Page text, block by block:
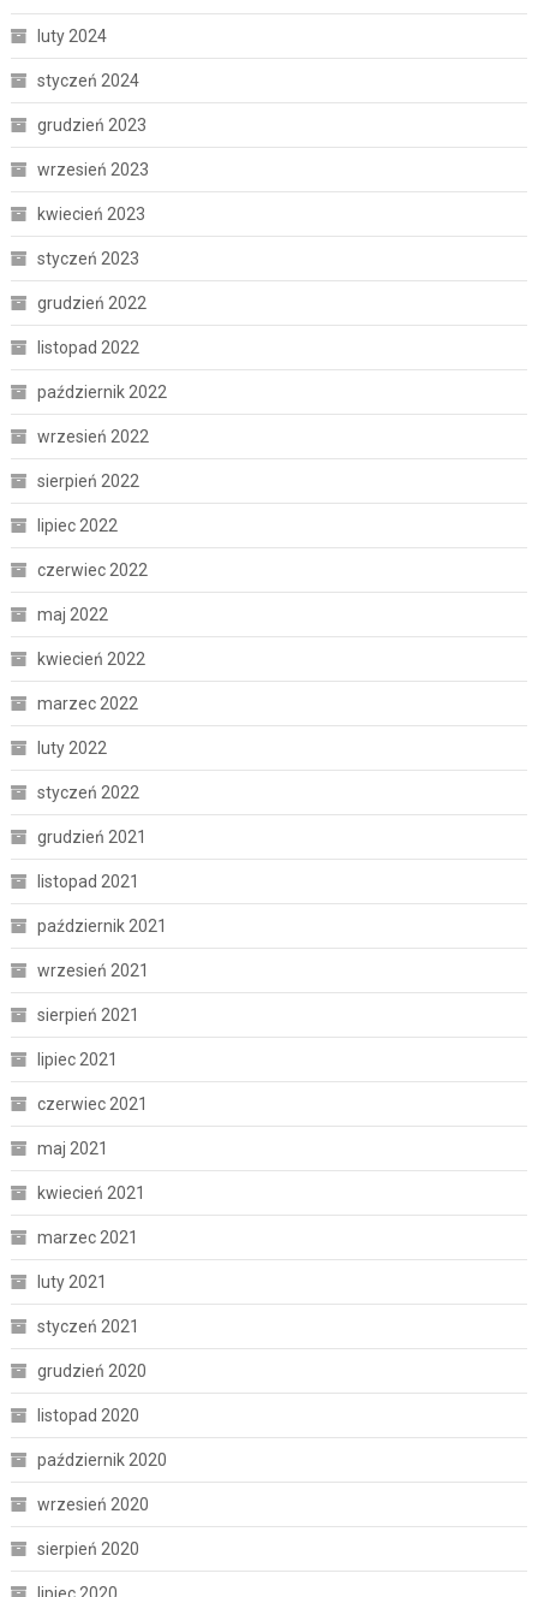
luty 2024
styczeń 2024
grudzień 2023
wrzesień 2023
kwiecień 2023
styczeń 2023
grudzień 2022
listopad 2022
październik 2022
wrzesień 2022
sierpień 2022
lipiec 2022
czerwiec 2022
maj 2022
kwiecień 2022
marzec 2022
luty 2022
styczeń 2022
grudzień 2021
listopad 2021
październik 2021
wrzesień 2021
sierpień 2021
lipiec 2021
czerwiec 2021
maj 2021
kwiecień 2021
marzec 2021
luty 2021
styczeń 2021
grudzień 2020
listopad 2020
październik 2020
wrzesień 2020
sierpień 2020